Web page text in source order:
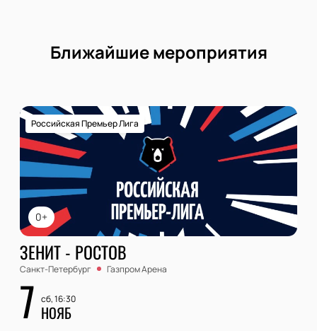
Ближайшие мероприятия
0+
Российская Премьер Лига
ЗЕНИТ - РОСТОВ
Санкт-Петербург Газпром Арена
7 сб, 16:30
НОЯБ